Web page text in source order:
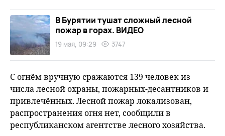
В Бурятии тушат сложный лесной
пожар в горах. ВИДЕО
19 мая, 09:29 3747
С огнём вручную сражаются 139 человек из
числа лесной охраны, пожарных-десантников и
привлечённых. Лесной пожар локализован,
распространения огня нет, сообщили в
республиканском агентстве лесного хозяйства.